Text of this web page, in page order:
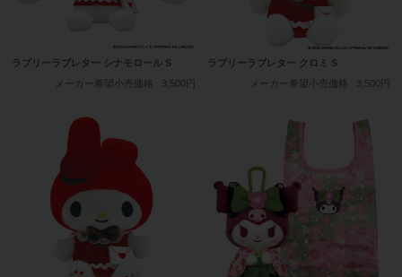
ラブリーラブレター シナモロール S
メーカー希望小売価格
3,500円
ラブリーラブレター クロミ S
メーカー希望小売価格
3,500円